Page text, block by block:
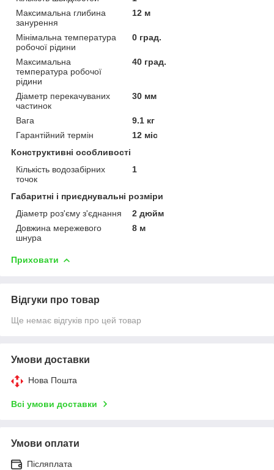
Максимальна глибина
занурення
12 м
Мінімальна температура
робочої рідини
0 град.
Максимальна
температура робочої
рідини
40 град.
Діаметр перекачуваних
частинок
30 мм
Вага
9.1 кг
Гарантійний термін
12 міс
Конструктивні особливості
Кількість водозабірних
точок
1
Габаритні і приєднувальні розміри
Діаметр роз'єму з'єднання
2 дюйм
Довжина мережевого
шнура
8 м
Приховати
Відгуки про товар
Ще немає відгуків про цей товар
Умови доставки
Нова Пошта
Всі умови доставки
Умови оплати
Післяплата